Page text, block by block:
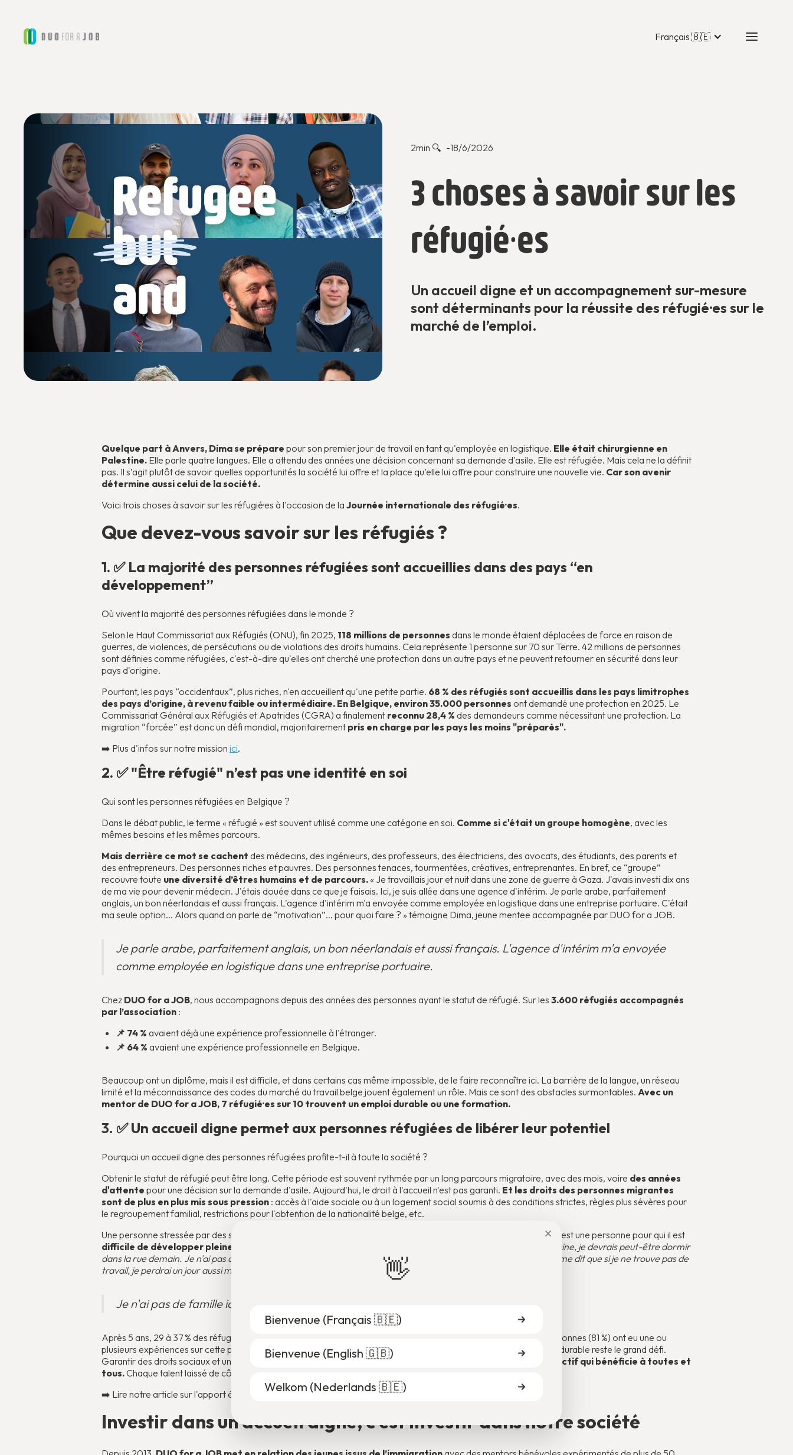
Français 🇧🇪
2min 🔍 -18/6/2026
3 choses à savoir sur les
réfugié·es
Un accueil digne et un accompagnement sur-mesure
sont déterminants pour la réussite des réfugié·es sur le
marché de l’emploi.
Quelque part à Anvers, Dima se prépare pour son premier jour de travail en tant qu'employée en logistique. Elle était chirurgienne en
Palestine. Elle parle quatre langues. Elle a attendu des années une décision concernant sa demande d'asile. Elle est réfugiée. Mais cela ne la définit
pas. Il s’agit plutôt de savoir quelles opportunités la société lui offre et la place qu’elle lui offre pour construire une nouvelle vie. Car son avenir
détermine aussi celui de la société.
Voici trois choses à savoir sur les réfugié·es à l'occasion de la Journée internationale des réfugié·es.
Que devez-vous savoir sur les réfugiés ?
1. ✅ La majorité des personnes réfugiées sont accueillies dans des pays “en
développement”
Où vivent la majorité des personnes réfugiées dans le monde ?
Selon le Haut Commissariat aux Réfugiés (ONU), fin 2025, 118 millions de personnes dans le monde étaient déplacées de force en raison de
guerres, de violences, de persécutions ou de violations des droits humains. Cela représente 1 personne sur 70 sur Terre. 42 millions de personnes
sont définies comme réfugiées, c'est-à-dire qu'elles ont cherché une protection dans un autre pays et ne peuvent retourner en sécurité dans leur
pays d'origine.
Pourtant, les pays “occidentaux”, plus riches, n'en accueillent qu'une petite partie. 68 % des réfugiés sont accueillis dans les pays limitrophes
des pays d’origine, à revenu faible ou intermédiaire. En Belgique, environ 35.000 personnes ont demandé une protection en 2025. Le
Commissariat Général aux Réfugiés et Apatrides (CGRA) a finalement reconnu 28,4 % des demandeurs comme nécessitant une protection. La
migration “forcée” est donc un défi mondial, majoritairement pris en charge par les pays les moins "préparés".
➡️ Plus d'infos sur notre mission ici.
2. ✅ "Être réfugié" n’est pas une identité en soi
Qui sont les personnes réfugiées en Belgique ?
Dans le débat public, le terme « réfugié » est souvent utilisé comme une catégorie en soi. Comme si c'était un groupe homogène, avec les
mêmes besoins et les mêmes parcours.
Mais derrière ce mot se cachent des médecins, des ingénieurs, des professeurs, des électriciens, des avocats, des étudiants, des parents et
des entrepreneurs. Des personnes riches et pauvres. Des personnes tenaces, tourmentées, créatives, entreprenantes. En bref, ce “groupe”
recouvre toute une diversité d’êtres humains et de parcours.« Je travaillais jour et nuit dans une zone de guerre à Gaza. J'avais investi dix ans
de ma vie pour devenir médecin. J'étais douée dans ce que je faisais. Ici, je suis allée dans une agence d'intérim. Je parle arabe, parfaitement
anglais, un bon néerlandais et aussi français. L'agence d'intérim m'a envoyée comme employée en logistique dans une entreprise portuaire. C'était
ma seule option... Alors quand on parle de “motivation”... pour quoi faire ? » témoigne Dima, jeune mentee accompagnée par DUO for a JOB.
Je parle arabe, parfaitement anglais, un bon néerlandais et aussi français. L'agence d'intérim m'a envoyée
comme employée en logistique dans une entreprise portuaire.
Chez DUO for a JOB, nous accompagnons depuis des années des personnes ayant le statut de réfugié. Sur les 3.600 réfugiés accompagnés
par l’association :
📌 74 % avaient déjà une expérience professionnelle à l'étranger.
📌 64 % avaient une expérience professionnelle en Belgique.
Beaucoup ont un diplôme, mais il est difficile, et dans certains cas même impossible, de le faire reconnaître ici. La barrière de la langue, un réseau
limité et la méconnaissance des codes du marché du travail belge jouent également un rôle. Mais ce sont des obstacles surmontables. Avec un
mentor de DUO for a JOB, 7 réfugié·es sur 10 trouvent un emploi durable ou une formation.
3. ✅ Un accueil digne permet aux personnes réfugiées de libérer leur potentiel
Pourquoi un accueil digne des personnes réfugiées profite-t-il à toute la société ?
Obtenir le statut de réfugié peut être long. Cette période est souvent rythmée par un long parcours migratoire, avec des mois, voire des années
d'attente pour une décision sur la demande d'asile. Aujourd'hui, le droit à l'accueil n'est pas garanti. Et les droits des personnes migrantes
sont de plus en plus mis sous pression : accès à l'aide sociale ou à un logement social soumis à des conditions strictes, règles plus sévères pour
le regroupement familial, restrictions pour l'obtention de la nationalité belge, etc.
Une personne stressée par des soucis administratifs ou financiers, sans soutien familial, sans un diplôme reconnu, c’est une personne pour qui il est
difficile de développer pleinement son projet professionnel.
« Si une dépense de 100€ tombait cette semaine, je devrais peut-être dormir
dans la rue demain. Je n'ai pas de famille ici. Si j'avais une famille ici, ils pourraient m'aider, mais je vis seule. Et on me dit que si je ne trouve pas de
travail, je perdrai un jour aussi mon revenu d'intégration. »
explique Dima.
Je n'ai pas de famille ici. Si j'avais une famille ici, ils pourraient m'aider, mais je vis seule.
Après 5 ans, 29 à 37 % des réfugiés reconnus ont un job ; après dix ans, ce chiffre monte à 50 %. La plupart des personnes (81 %) ont eu une ou
plusieurs expériences sur cette période, mais les emplois sontsouvent de courte durée et instables. L'emploi durable reste le grand défi.
Garantir des droits sociaux et un accompagnement sur mesure n'est donc pas de la “charité”.
C'est un choix collectif qui bénéficie à toutes et
tous.Chaque talent laissé de côté est une occasion manquée pour l'ensemble de la société.
➡️ Lire notre article sur l'apport économique de la migrationici.
Investir dans un accueil digne, c'est investir dans notre société
×
👋
Bienvenue (Français 🇧🇪)
Bienvenue (English 🇬🇧)
Welkom (Nederlands 🇧🇪)